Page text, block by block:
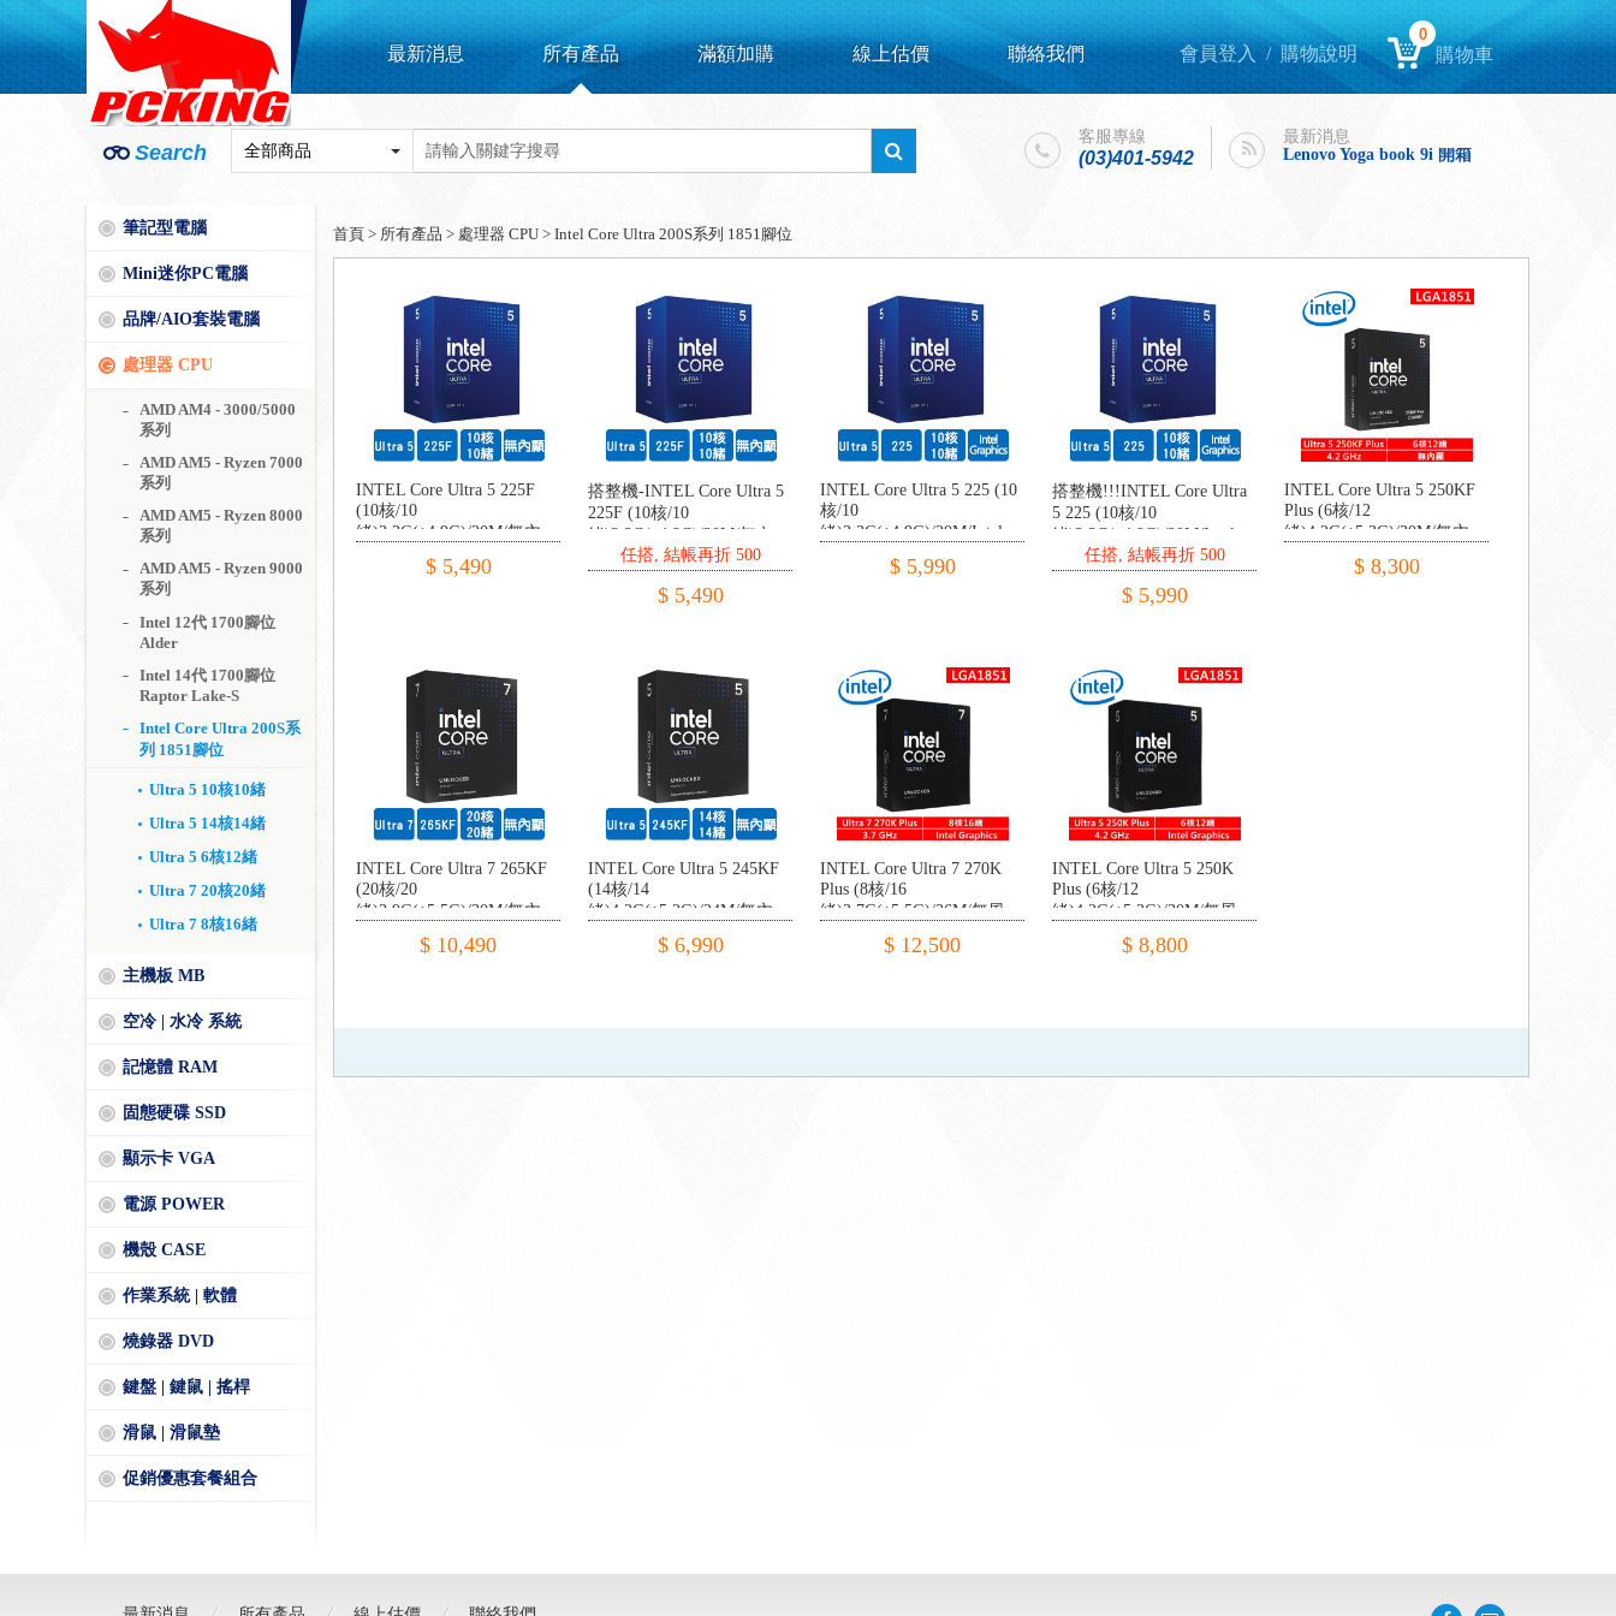
最新消息 所有產品 滿額加購 線上估價 聯絡我們 會員登入 /購物說明
0
購物車
Search
客服專線
(03)401-5942
最新消息
Lenovo Yoga book 9i 開箱
Lenovo Yoga book 9i 開箱
筆記型電腦
Mini迷你PC電腦
品牌/AIO套裝電腦
處理器 CPU
AMD AM4 - 3000/5000
系列
AMD AM5 - Ryzen 7000
系列
AMD AM5 - Ryzen 8000
系列
AMD AM5 - Ryzen 9000
系列
Intel 12代 1700腳位
Alder
Intel 14代 1700腳位
Raptor Lake-S
Intel Core Ultra 200S系
列 1851腳位
Ultra 5 10核10緒
Ultra 5 14核14緒
Ultra 5 6核12緒
Ultra 7 20核20緒
Ultra 7 8核16緒
主機板 MB
空冷 | 水冷 系統
記憶體 RAM
固態硬碟 SSD
顯示卡 VGA
電源 POWER
機殼 CASE
作業系統 | 軟體
燒錄器 DVD
鍵盤 | 鍵鼠 | 搖桿
滑鼠 | 滑鼠墊
促銷優惠套餐組合
首頁 > 所有產品 > 處理器 CPU > Intel Core Ultra 200S系列 1851腳位
INTEL Core Ultra 5 225F
(10核/10
緒)3.3G(↑4.9G)/20M/無內
顯/65W【代理盒裝】
$ 5,490
搭整機-INTEL Core Ultra 5
225F (10核/10
緒)3.3G(↑4.9G)/20M/無內
顯/65W【代理盒裝】
任搭, 結帳再折 500
$ 5,490
INTEL Core Ultra 5 225 (10
核/10
緒)3.3G(↑4.9G)/20M/Intel
Graphics/65W【代理盒裝】
$ 5,990
搭整機!!!INTEL Core Ultra
5 225 (10核/10
緒)3.3G(↑4.9G)/20M/Intel
Graphics/65W【代理盒裝】
任搭, 結帳再折 500
$ 5,990
INTEL Core Ultra 5 250KF
Plus (6核/12
緒)4.2G(↑5.3G)/30M/無內
顯/無風扇/125W【代理盒
$ 8,300
INTEL Core Ultra 7 265KF
(20核/20
緒)3.9G(↑5.5G)/30M/無內
顯/125W【代理盒裝】
$ 10,490
INTEL Core Ultra 5 245KF
(14核/14
緒)4.2G(↑5.2G)/24M/無內
顯/125W【代理盒裝】
$ 6,990
INTEL Core Ultra 7 270K
Plus (8核/16
緒)3.7G(↑5.5G)/36M/無風
扇/125W【代理盒裝】
$ 12,500
INTEL Core Ultra 5 250K
Plus (6核/12
緒)4.2G(↑5.3G)/30M/無風
扇/125W【代理盒裝】
$ 8,800